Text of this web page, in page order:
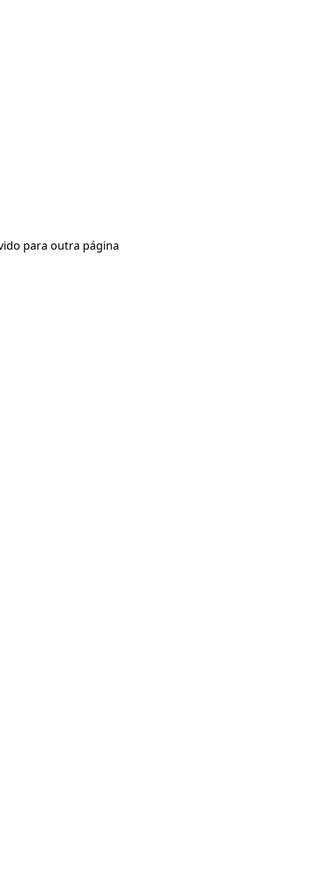
para outra página